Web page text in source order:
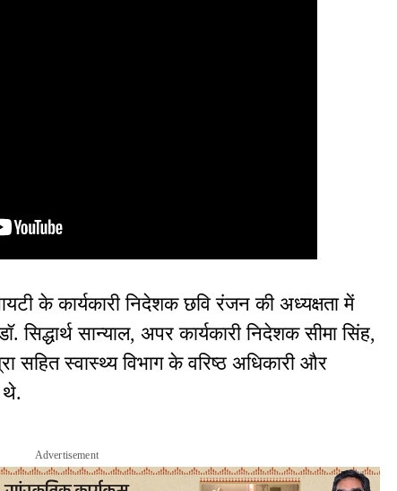
के कार्यकारी निदेशक छवि रंजन की अध्यक्षता में
सान्याल, अपर कार्यकारी निदेशक सीमा सिंह,
सहित स्वास्थ्य विभाग के वरिष्ठ अधिकारी और
थे.
Advertisement